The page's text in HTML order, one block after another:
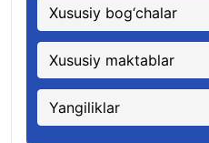
Xususiy bog‘chalar
Xususiy maktablar
Yangiliklar